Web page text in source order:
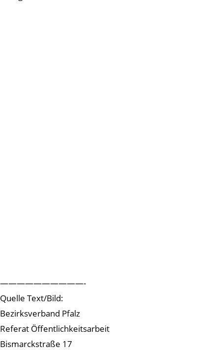
——————————-
Quelle Text/Bild:
Bezirksverband Pfalz
Referat Öffentlichkeitsarbeit
Bismarckstraße 17